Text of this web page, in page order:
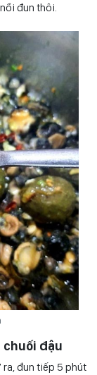
đun thôi.
chuối đậu
ra, đun tiếp 5 phút